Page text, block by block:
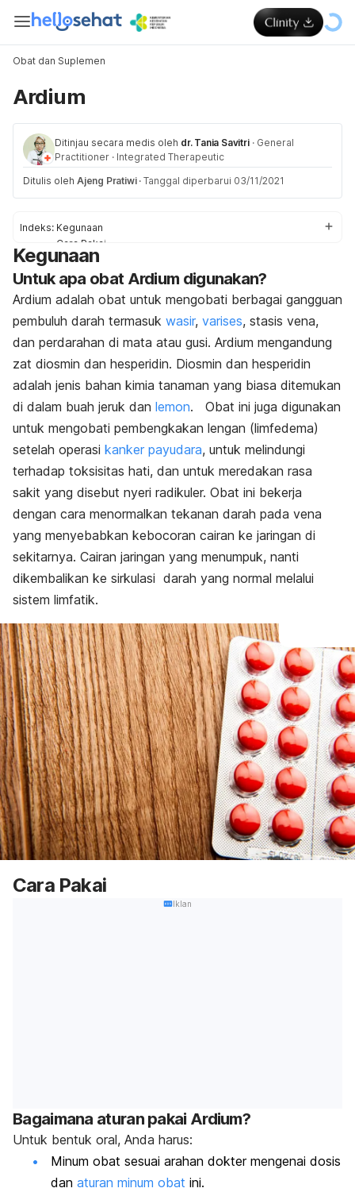
Obat dan Suplemen
Ardium
Ditinjau secara medis oleh dr. Tania Savitri · General
Practitioner · Integrated Therapeutic
Ditulis oleh Ajeng Pratiwi · Tanggal diperbarui 03/11/2021
Indeks: Kegunaan
Cara Pakai
Dosis
Efek Samping
Pencegahan dan Peringatan
Interaksi Obat
Overdosis
Kegunaan
Untuk apa obat Ardium digunakan?
Ardium adalah obat untuk mengobati berbagai gangguan
pembuluh darah termasuk wasir, varises, stasis vena,
dan perdarahan di mata atau gusi. Ardium mengandung
zat diosmin dan hesperidin. Diosmin dan hesperidin
adalah jenis bahan kimia tanaman yang biasa ditemukan
di dalam buah jeruk dan lemon.
Obat ini juga digunakan
untuk mengobati pembengkakan lengan (limfedema)
setelah operasi kanker payudara, untuk melindungi
terhadap toksisitas hati, dan untuk meredakan rasa
sakit yang disebut nyeri radikuler. Obat ini bekerja
dengan cara menormalkan tekanan darah pada vena
yang menyebabkan kebocoran cairan ke jaringan di
sekitarnya. Cairan jaringan yang menumpuk, nanti
dikembalikan ke sirkulasi darah yang normal melalui
sistem limfatik.
Cara Pakai
Iklan
Bagaimana aturan pakai Ardium?
Untuk bentuk oral, Anda harus:
Minum obat sesuai arahan dokter mengenai dosis
dan aturan minum obat ini.